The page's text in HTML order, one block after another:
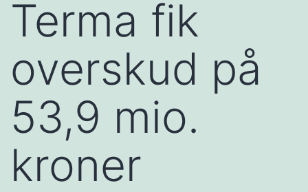
Terma fik
overskud på
53,9 mio.
kroner